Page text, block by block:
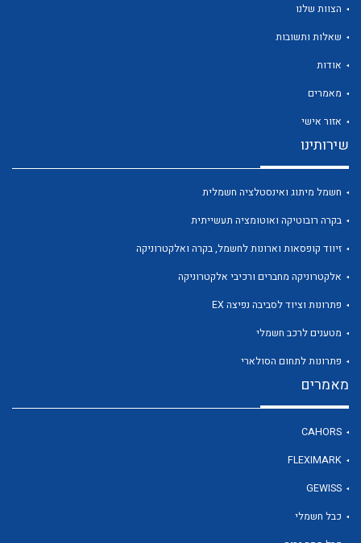
לכל מוצרי היצרן
לכל מוצרי היצרן
לכל מוצרי היצרן
לכל מוצרי היצרן
הצוות שלנו
שאלות ותשובות
אודות
מאמרים
אזור אישי
שירותינו
חשמל מיתוג ואינסטלציה חשמלית
בקרה רובוטיקה ואוטומציה תעשייתית
זיווד קופסאות וארונות לחשמל, בקרה ואלקטרוניקה
אלקטרוניקה מחברים ורכיבי אלקטרוניקה
פתרונות וציוד לסביבה נפיצה EX
מטענים לרכב חשמלי
פתרונות לתחום הסולארי
מאמרים
CAHORS
FLEXIMARK
GEWISS
כבל חשמלי